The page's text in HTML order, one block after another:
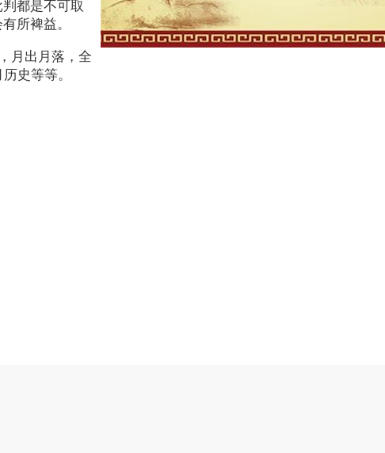
都是不可取
所裨益。
月出月落，全
史等等。